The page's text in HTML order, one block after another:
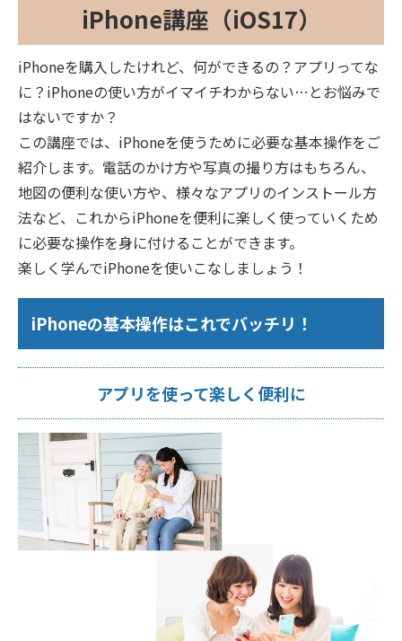
iPhone講座（iOS17）
iPhoneを購入したけれど、何ができるの？アプリってな
に？iPhoneの使い方がイマイチわからない…とお悩みで
はないですか？
この講座では、iPhoneを使うために必要な基本操作をご
紹介します。電話のかけ方や写真の撮り方はもちろん、
地図の便利な使い方や、様々なアプリのインストール方
法など、これからiPhoneを便利に楽しく使っていくため
に必要な操作を身に付けることができます。
楽しく学んでiPhoneを使いこなしましょう！
iPhoneの基本操作はこれでバッチリ！
アプリを使って楽しく便利に